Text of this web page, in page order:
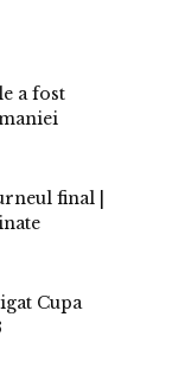
a fost
final |
Cupa